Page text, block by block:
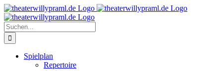
Zum
Inhalt
springen
Suche
nach:
Spielplan
Repertoire